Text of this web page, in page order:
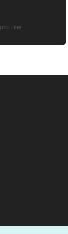
Liter